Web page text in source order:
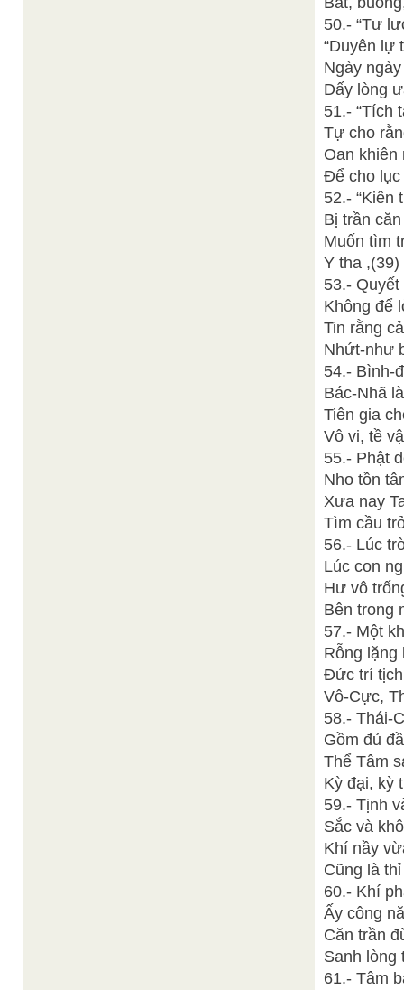
50.- “Tư
“Duyên lự
Ngày
Dấy lòng
51.- “Tích
Tự cho
Oan khiên
Để cho lục
52.- “Kiên
Bị trần
Muốn tìm
Y tha
53.-
Không để
Tin rằng
Nhứt-như
54.- Bình-
Bác-Nhã
Tiên gia
Vô vi, tề
55.- Phật
Nho tồn
Xưa nay
Tìm cầu
56.- Lúc
Lúc con
Hư vô
Bên trong
57.- Một
Rỗng lặng
Đức trí
Vô-Cực,
58.- Thái-
Gồm đủ
Thể Tâm
Kỳ đại, kỳ
59.- Tịnh
Sắc và
Khí nầy
Cũng là
60.- Khí
Ấy công
Căn trần
Sanh lòng
61.- Tâm